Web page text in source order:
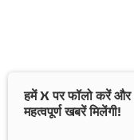
हमें X पर फॉलो करें
महत्वपूर्ण खबरें मिलेंगी!